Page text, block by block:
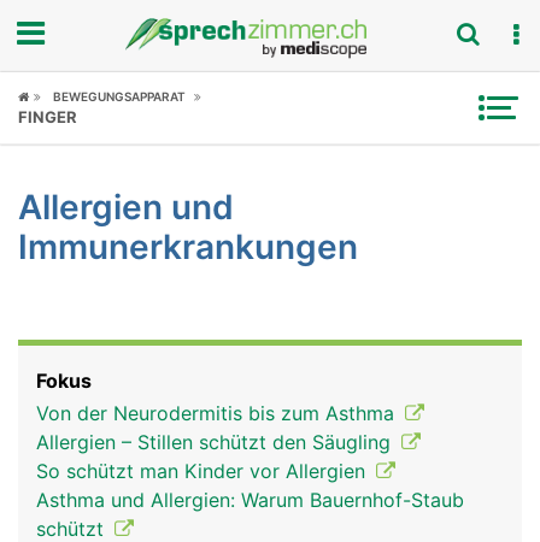
Fokus
Symptome
Ratgeber
Rubriken
BEWEGUNGSAPPARAT
FINGER
Allergien und
Immunerkrankungen
Fokus
Von der Neurodermitis bis zum Asthma
Allergien – Stillen schützt den Säugling
So schützt man Kinder vor Allergien
Asthma und Allergien: Warum Bauernhof-Staub
schützt